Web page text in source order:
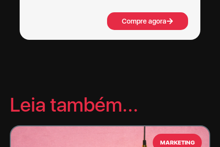
Compre agora
Leia também...
MARKETING